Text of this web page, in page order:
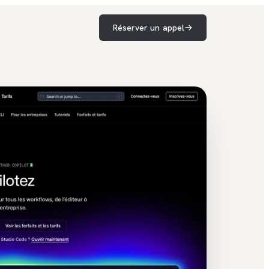
Réserver un appel